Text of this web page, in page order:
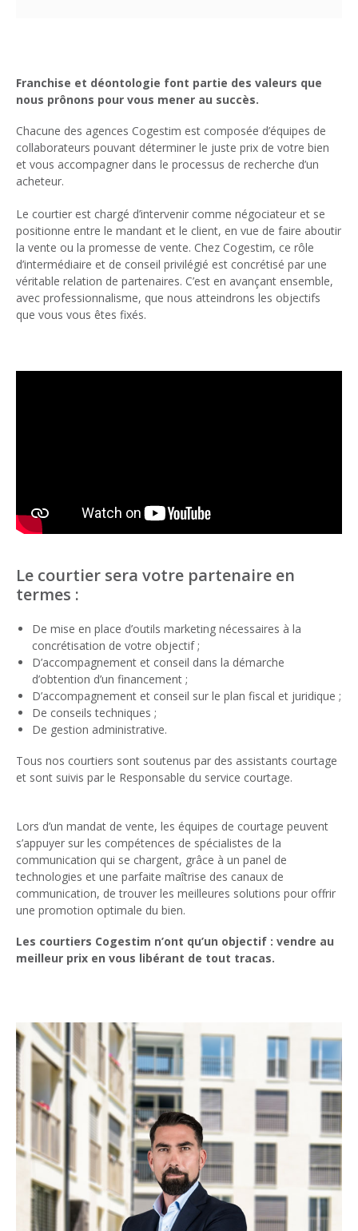
Franchise et déontologie font partie des valeurs que
nous prônons pour vous mener au succès.
Chacune des agences Cogestim est composée d’équipes de
collaborateurs pouvant déterminer le juste prix de votre bien
et vous accompagner dans le processus de recherche d’un
acheteur.
Le courtier est chargé d’intervenir comme négociateur et se
positionne entre le mandant et le client, en vue de faire aboutir
la vente ou la promesse de vente. Chez Cogestim, ce rôle
d’intermédiaire et de conseil privilégié est concrétisé par une
véritable relation de partenaires. C’est en avançant ensemble,
avec professionnalisme, que nous atteindrons les objectifs
que vous vous êtes fixés.
Le courtier sera votre partenaire en
termes :
De mise en place d’outils marketing nécessaires à la
concrétisation de votre objectif ;
D’accompagnement et conseil dans la démarche
d’obtention d’un financement ;
D’accompagnement et conseil sur le plan fiscal et juridique ;
De conseils techniques ;
De gestion administrative.
Tous nos courtiers sont soutenus par des assistants courtage
et sont suivis par le Responsable du service courtage.
Lors d’un mandat de vente, les équipes de courtage peuvent
s’appuyer sur les compétences de spécialistes de la
communication qui se chargent, grâce à un panel de
technologies et une parfaite maîtrise des canaux de
communication, de trouver les meilleures solutions pour offrir
une promotion optimale du bien.
Les courtiers Cogestim n’ont qu’un objectif : vendre au
meilleur prix en vous libérant de tout tracas.